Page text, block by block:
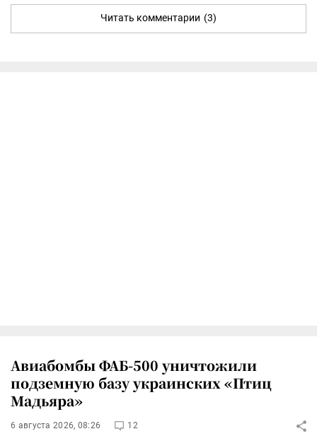
Читать комментарии (3)
Авиабомбы ФАБ-500 уничтожили
подземную базу украинских «Птиц
Мадьяра»
6 августа 2026, 08:26 12